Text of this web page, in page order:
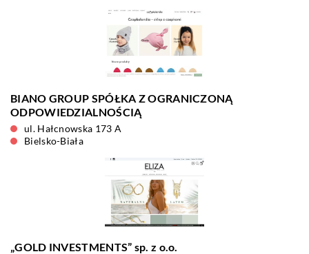
BIANO GROUP SPÓŁKA Z OGRANICZONĄ
ODPOWIEDZIALNOŚCIĄ
ul. Hałcnowska 173 A
Bielsko-Biała
„GOLD INVESTMENTS” sp. z o.o.